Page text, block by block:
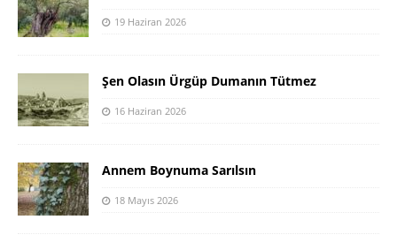
19 Haziran 2026
Şen Olasın Ürgüp Dumanın Tütmez
16 Haziran 2026
Annem Boynuma Sarılsın
18 Mayıs 2026